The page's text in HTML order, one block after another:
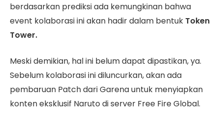
berdasarkan prediksi ada kemungkinan bahwa
event kolaborasi ini akan hadir dalam bentuk Token
Tower.
Meski demikian, hal ini belum dapat dipastikan, ya.
Sebelum kolaborasi ini diluncurkan, akan ada
pembaruan Patch dari Garena untuk menyiapkan
konten eksklusif Naruto di server Free Fire Global.